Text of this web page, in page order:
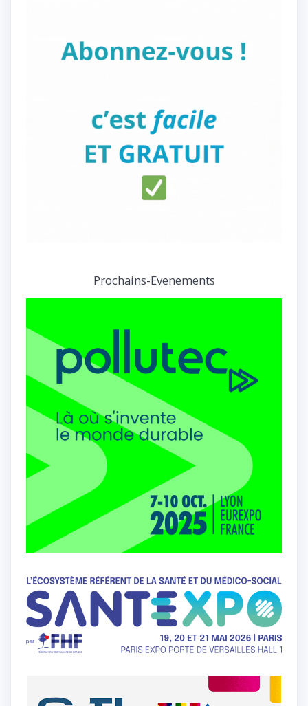
Prochains-Evenements